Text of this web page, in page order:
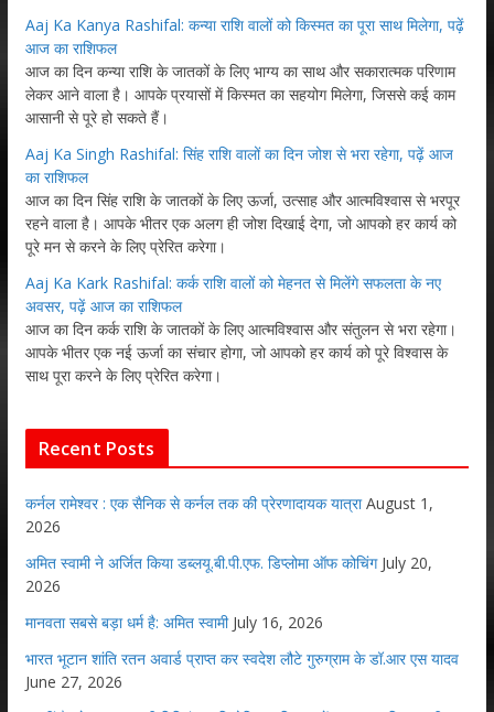
Aaj Ka Kanya Rashifal: कन्या राशि वालों को किस्मत का पूरा साथ मिलेगा, पढ़ें
आज का राशिफल
आज का दिन कन्या राशि के जातकों के लिए भाग्य का साथ और सकारात्मक परिणाम
लेकर आने वाला है। आपके प्रयासों में किस्मत का सहयोग मिलेगा, जिससे कई काम
आसानी से पूरे हो सकते हैं।
Aaj Ka Singh Rashifal: सिंह राशि वालों का दिन जोश से भरा रहेगा, पढ़ें आज
का राशिफल
आज का दिन सिंह राशि के जातकों के लिए ऊर्जा, उत्साह और आत्मविश्वास से भरपूर
रहने वाला है। आपके भीतर एक अलग ही जोश दिखाई देगा, जो आपको हर कार्य को
पूरे मन से करने के लिए प्रेरित करेगा।
Aaj Ka Kark Rashifal: कर्क राशि वालों को मेहनत से मिलेंगे सफलता के नए
अवसर, पढ़ें आज का राशिफल
आज का दिन कर्क राशि के जातकों के लिए आत्मविश्वास और संतुलन से भरा रहेगा।
आपके भीतर एक नई ऊर्जा का संचार होगा, जो आपको हर कार्य को पूरे विश्वास के
साथ पूरा करने के लिए प्रेरित करेगा।
Recent Posts
कर्नल रामेश्वर : एक सैनिक से कर्नल तक की प्रेरणादायक यात्रा August 1,
2026
अमित स्वामी ने अर्जित किया डब्लयू.बी.पी.एफ. डिप्लोमा ऑफ कोचिंग July 20,
2026
मानवता सबसे बड़ा धर्म है: अमित स्वामी July 16, 2026
भारत भूटान शांति रतन अवार्ड प्राप्त कर स्वदेश लौटे गुरुग्राम के डॉ.आर एस यादव
June 27, 2026